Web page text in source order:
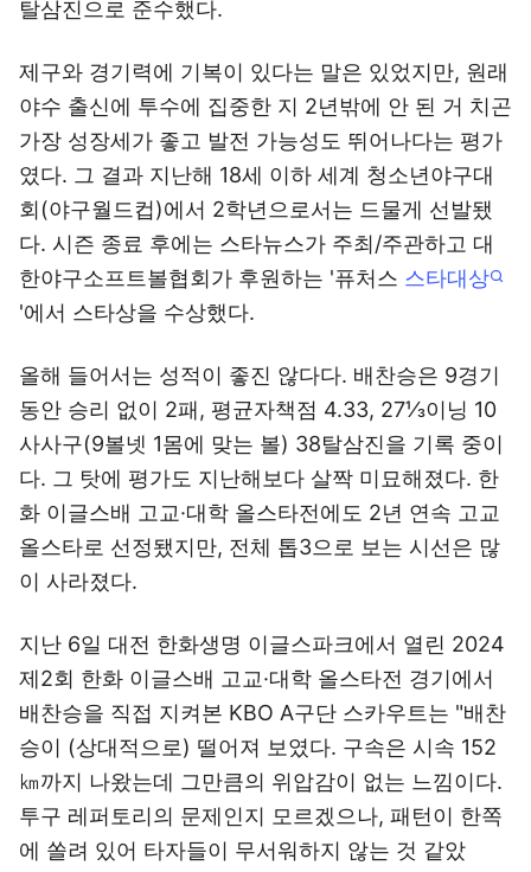
탈삼진으로 준수했다.
제구와 경기력에 기복이 있다는 말은 있었지만, 원래
야수 출신에 투수에 집중한 지 2년밖에 안 된 거 치곤
가장 성장세가 좋고 발전 가능성도 뛰어나다는 평가
였다. 그 결과 지난해 18세 이하 세계 청소년야구대
회(야구월드컵)에서 2학년으로서는 드물게 선발됐
다. 시즌 종료 후에는 스타뉴스가 주최/주관하고 대
한야구소프트볼협회가 후원하는 '퓨처스 스타대상
'에서 스타상을 수상했다.
올해 들어서는 성적이 좋진 않다다. 배찬승은 9경기
동안 승리 없이 2패, 평균자책점 4.33, 27⅓이닝 10
사사구(9볼넷 1몸에 맞는 볼) 38탈삼진을 기록 중이
다. 그 탓에 평가도 지난해보다 살짝 미묘해졌다. 한
화 이글스배 고교·대학 올스타전에도 2년 연속 고교
올스타로 선정됐지만, 전체 톱3으로 보는 시선은 많
이 사라졌다.
지난 6일 대전 한화생명 이글스파크에서 열린 2024
제2회 한화 이글스배 고교·대학 올스타전 경기에서
배찬승을 직접 지켜본 KBO A구단 스카우트는 "배찬
승이 (상대적으로) 떨어져 보였다. 구속은 시속 152
㎞까지 나왔는데 그만큼의 위압감이 없는 느낌이다.
투구 레퍼토리의 문제인지 모르겠으나, 패턴이 한쪽
에 쏠려 있어 타자들이 무서워하지 않는 것 같았